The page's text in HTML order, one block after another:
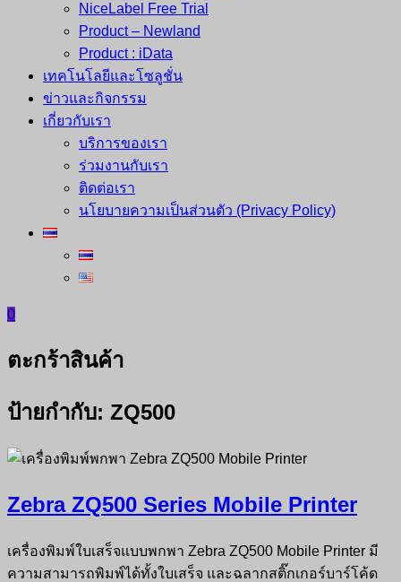
NiceLabel Free Trial
Product – Newland
Product : iData
เทคโนโลยีและโซลูชั่น
ข่าวและกิจกรรม
เกี่ยวกับเรา
บริการของเรา
ร่วมงานกับเรา
ติดต่อเรา
นโยบายความเป็นส่วนตัว (Privacy Policy)
0
ตะกร้าสินค้า
ป้ายกำกับ: ZQ500
Zebra ZQ500 Series Mobile Printer
เครื่องพิมพ์ใบเสร็จแบบพกพา Zebra ZQ500 Mobile Printer มี
ความสามารถพิมพ์ได้ทั้งใบเสร็จ และฉลากสติ๊กเกอร์บาร์โค้ด